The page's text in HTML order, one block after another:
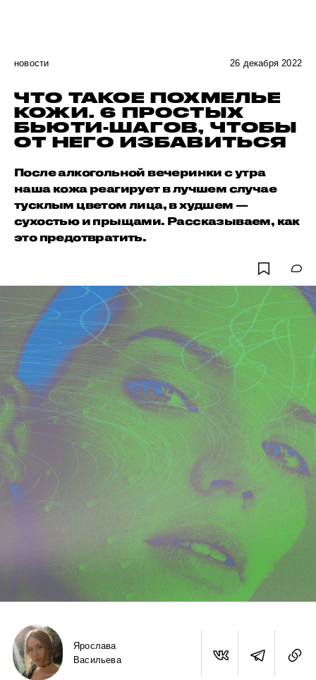
новости 26 декабря 2022
ЧТО ТАКОЕ ПОХМЕЛЬЕ
КОЖИ. 6 ПРОСТЫХ
БЬЮТИ-ШАГОВ, ЧТОБЫ
ОТ НЕГО ИЗБАВИТЬСЯ
После алкогольной вечеринки с утра
наша кожа реагирует в лучшем случае
тусклым цветом лица, в худшем —
сухостью и прыщами. Рассказываем, как
это предотвратить.
Ярослава
Васильева